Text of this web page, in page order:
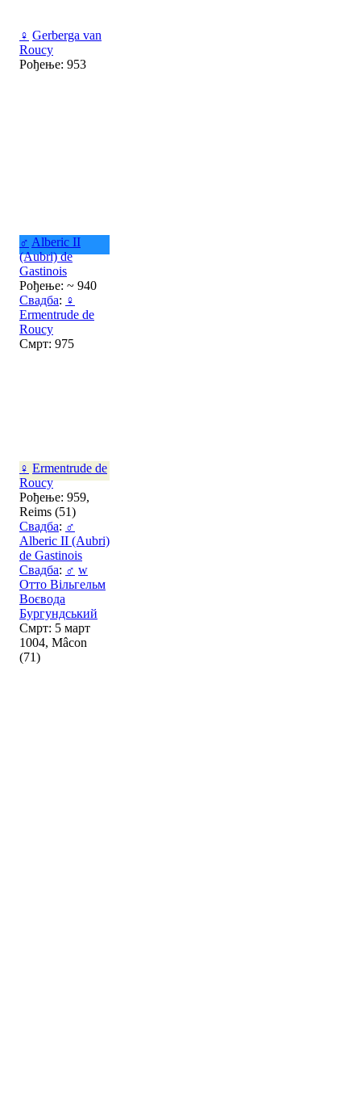
♀ Gerberga van
Roucy
Рођење: 953
♂ Alberic II
(Aubri) de
Gastinois
Рођење: ~ 940
Свадба: ♀
Ermentrude de
Roucy
Смрт: 975
♀ Ermentrude de
Roucy
Рођење: 959,
Reims (51)
Свадба: ♂
Alberic II (Aubri)
de Gastinois
Свадба: ♂ w
Отто Вільгельм
Воєвода
Бургундський
Смрт: 5 март
1004, Mâcon
(71)